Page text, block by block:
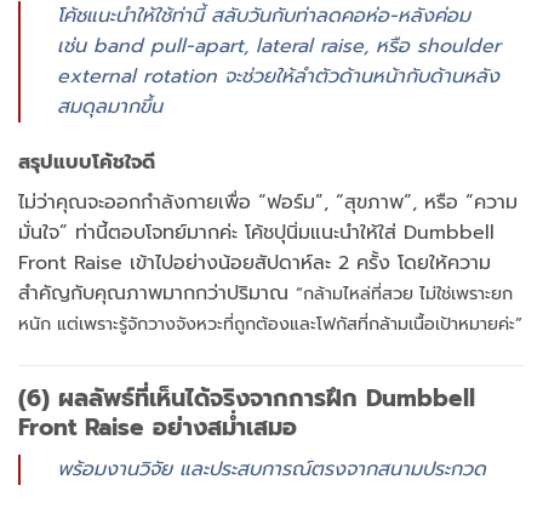
โค้ชแนะนำให้ใช้ท่านี้ สลับวันกับท่าลดคอห่อ-หลังค่อม
เช่น band pull-apart, lateral raise, หรือ shoulder
external rotation จะช่วยให้ลำตัวด้านหน้ากับด้านหลัง
สมดุลมากขึ้น
สรุปแบบโค้ชใจดี
ไม่ว่าคุณจะออกกำลังกายเพื่อ “ฟอร์ม”, “สุขภาพ”, หรือ “ความ
มั่นใจ” ท่านี้ตอบโจทย์มากค่ะ โค้ชปุนิ่มแนะนำให้ใส่ Dumbbell
Front Raise เข้าไปอย่างน้อยสัปดาห์ละ 2 ครั้ง โดยให้ความ
สำคัญกับคุณภาพมากกว่าปริมาณ “กล้ามไหล่ที่สวย ไม่ใช่เพราะยก
หนัก แต่เพราะรู้จักวางจังหวะที่ถูกต้องและโฟกัสที่กล้ามเนื้อเป้าหมายค่ะ”
(6) ผลลัพธ์ที่เห็นได้จริงจากการฝึก Dumbbell
Front Raise อย่างสม่ำเสมอ
พร้อมงานวิจัย และประสบการณ์ตรงจากสนามประกวด